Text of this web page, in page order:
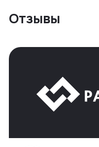
Отзывы